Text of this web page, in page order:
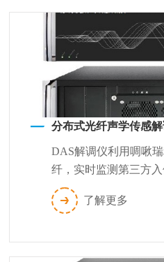
分布式光纤声学传感
DAS解调仪利用啁啾
纤，实时监测第三方
在高损耗测试条件下
了解更多